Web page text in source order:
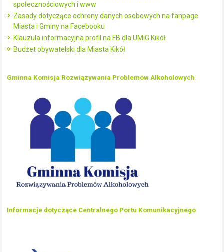
społecznościowych i www
Zasady dotyczące ochrony danych osobowych na fanpage
Miasta i Gminy na Facebooku
Klauzula informacyjna profil na FB dla UMiG Kikół
Budżet obywatelski dla Miasta Kikół
Gminna Komisja Rozwiązywania Problemów Alkoholowych
Informacje dotyczące Centralnego Portu Komunikacyjnego